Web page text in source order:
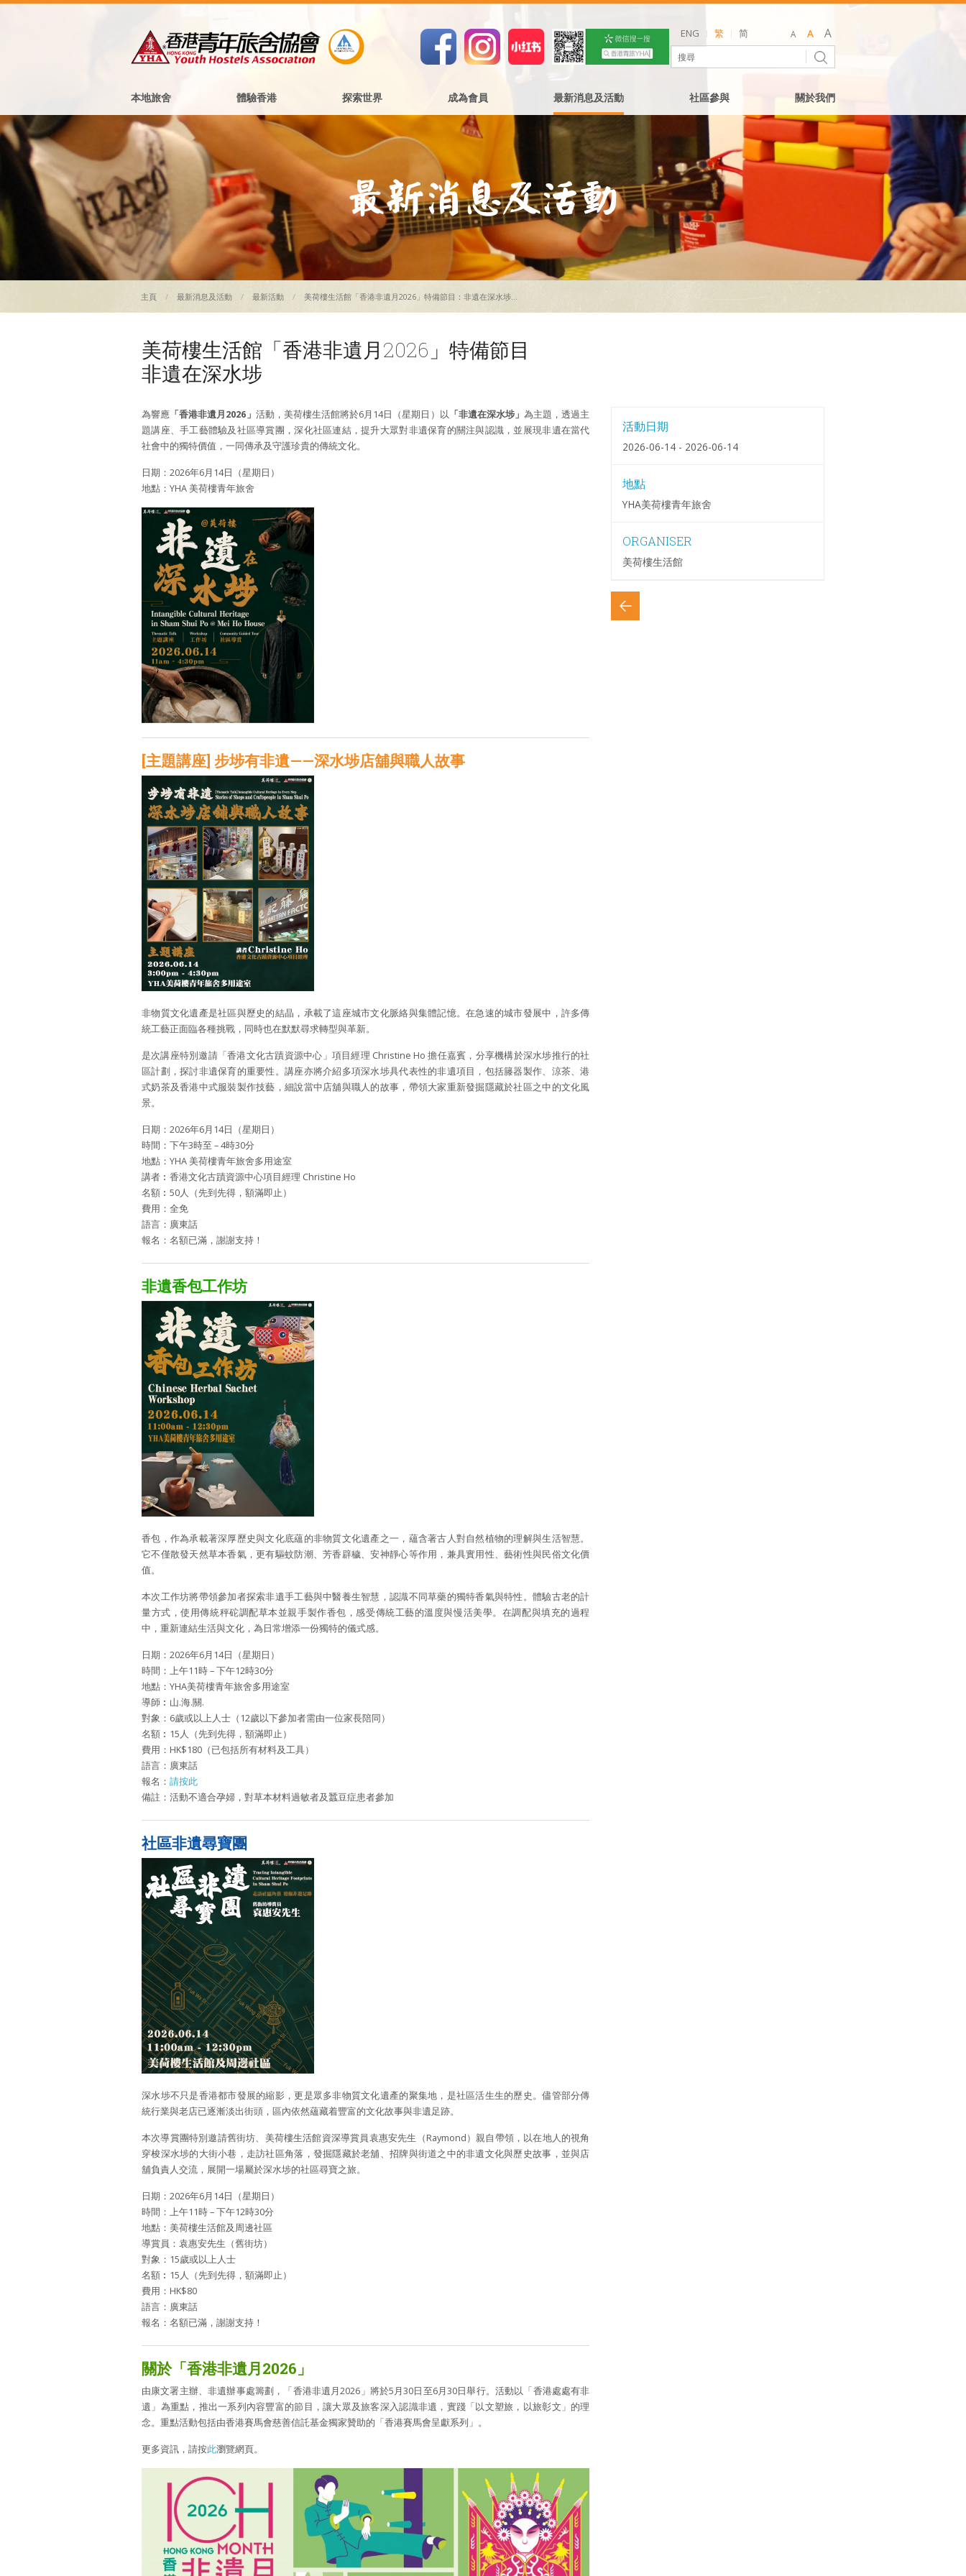
ENG 繁 简
本地旅舍 體驗香港 探索世界 成為會員 最新消息及活動 社區參與 關於我們
主頁 最新消息及活動 最新活動 美荷樓生活館「香港非遺月2026」特備節目：非遺在深水埗...
美荷樓生活館「香港非遺月2026」特備節目
非遺在深水埗
為響應 「香港非遺月2026」 活動，美荷樓生活館將於6月14日（星期日）以 「非遺在深水埗」為主題，透過主
題講座、手工藝體驗及社區導賞團，深化社區連結，提升大眾對非遺保育的關注與認識，並展現非遺在當代
社會中的獨特價值，一同傳承及守護珍貴的傳統文化。
日期：2026年6月14日（星期日）
地點：YHA 美荷樓青年旅舍
[主題講座] 步埗有非遺——深水埗店舖與職人故事
非物質文化遺產是社區與歷史的結晶，承載了這座城市文化脈絡與集體記憶。在急速的城市發展中，許多傳
統工藝正面臨各種挑戰，同時也在默默尋求轉型與革新。
是次講座特別邀請「香港文化古蹟資源中心」項目經理 Christine Ho 擔任嘉賓，分享機構於深水埗推行的社
區計劃，探討非遺保育的重要性。講座亦將介紹多項深水埗具代表性的非遺項目，包括籐器製作、涼茶、港
式奶茶及香港中式服裝製作技藝，細說當中店舖與職人的故事，帶領大家重新發掘隱藏於社區之中的文化風
景。
日期：2026年6月14日（星期日）
時間：下午3時至 – 4時30分
地點：YHA 美荷樓青年旅舍多用途室
講者︰香港文化古蹟資源中心項目經理 Christine Ho
名額︰50人（先到先得，額滿即止）
費用：全免
語言：廣東話
報名：名額已滿，謝謝支持！
非遺香包工作坊
香包，作為承載著深厚歷史與文化底蘊的非物質文化遺產之一，蘊含著古人對自然植物的理解與生活智慧。
它不僅散發天然草本香氣，更有驅蚊防潮、芳香辟穢、安神靜心等作用，兼具實用性、藝術性與民俗文化價
值。
本次工作坊將帶領參加者探索非遺手工藝與中醫養生智慧，認識不同草藥的獨特香氣與特性。體驗古老的計
量方式，使用傳統秤砣調配草本並親手製作香包，感受傳統工藝的溫度與慢活美學。在調配與填充的過程
中，重新連結生活與文化，為日常增添一份獨特的儀式感。
日期：2026年6月14日（星期日）
時間：上午11時 – 下午12時30分
地點：YHA美荷樓青年旅舍多用途室
導師︰山.海.關.
對象：6歲或以上人士（12歲以下參加者需由一位家長陪同）
名額︰15人（先到先得，額滿即止）
費用：HK$180（已包括所有材料及工具）
語言：廣東話
報名： 請按此
備註：活動不適合孕婦，對草本材料過敏者及蠶豆症患者參加
社區非遺尋寶團
深水埗不只是香港都市發展的縮影，更是眾多非物質文化遺產的聚集地，是社區活生生的歷史。儘管部分傳
統行業與老店已逐漸淡出街頭，區內依然蘊藏着豐富的文化故事與非遺足跡。
本次導賞團特別邀請舊街坊、美荷樓生活館資深導賞員袁惠安先生（Raymond）親自帶領，以在地人的視角
穿梭深水埗的大街小巷，走訪社區角落，發掘隱藏於老舖、招牌與街道之中的非遺文化與歷史故事，並與店
舖負責人交流，展開一場屬於深水埗的社區尋寶之旅。
日期：2026年6月14日（星期日）
時間：上午11時 – 下午12時30分
地點：美荷樓生活館及周邊社區
導賞員：袁惠安先生（舊街坊）
對象：15歲或以上人士
名額︰15人（先到先得，額滿即止）
費用：HK$80
語言：廣東話
報名：名額已滿，謝謝支持！
關於「香港非遺月2026」
由康文署主辦、非遺辦事處籌劃，「香港非遺月2026」將於5月30日至6月30日舉行。活動以「香港處處有非
遺」為重點，推出一系列內容豐富的節目，讓大眾及旅客深入認識非遺，實踐「以文塑旅，以旅彰文」的理
念。重點活動包括由香港賽馬會慈善信託基金獨家贊助的「香港賽馬會呈獻系列」。
更多資訊，請按此瀏覽網頁。
活動日期
2026-06-14 - 2026-06-14
地點
YHA美荷樓青年旅舍
ORGANISER
美荷樓生活館